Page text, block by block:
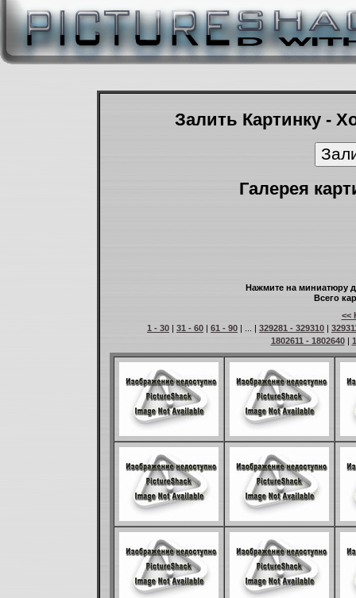
Залить Картинку -
Галерея
Нажмите на миниатюру
Всего
<<
1 - 30 | 31 - 60 | 61 - 90 | ... | 329281 - 329310 |
1802611 - 1802640|